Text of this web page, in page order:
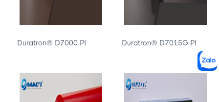
Duratron® D7000 PI Duratron® D7015G PI